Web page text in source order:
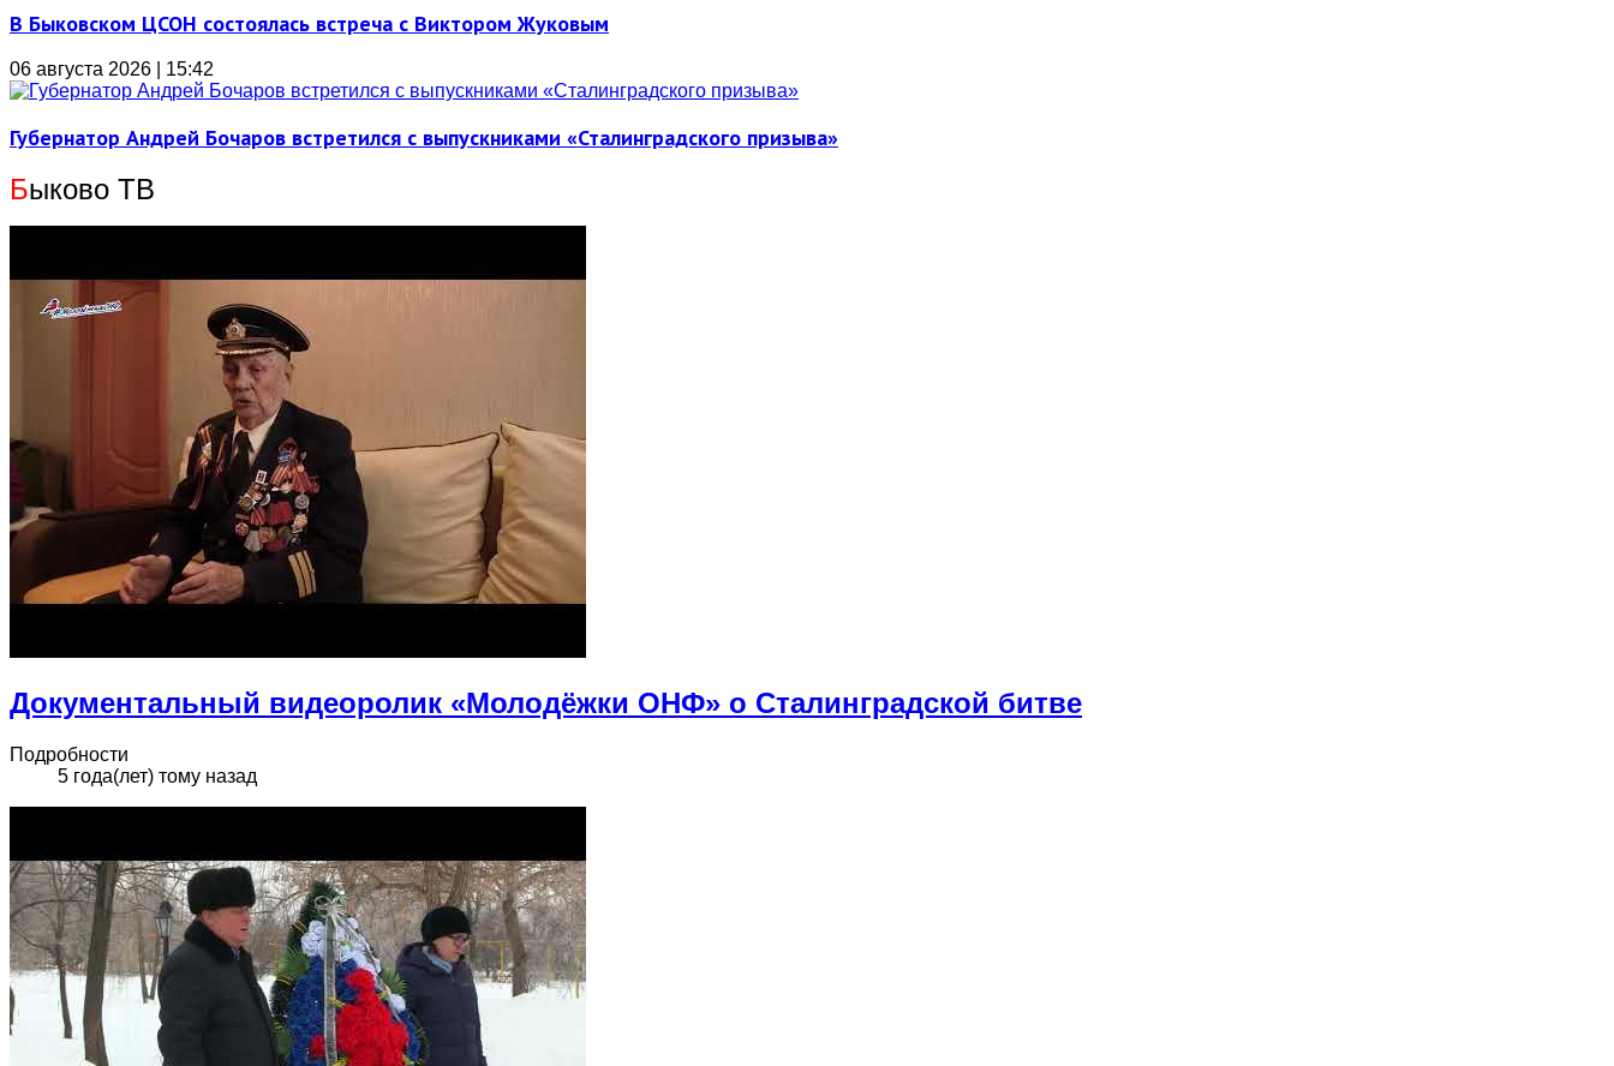
В Быковском ЦСОН состоялась встреча с Виктором Жуковым
06 августа 2026 | 15:42
Губернатор Андрей Бочаров встретился с выпускниками «Сталинградского призыва»
Быково ТВ
Документальный видеоролик «Молодёжки ОНФ» о Сталинградской битве
Подробности
5 года(лет) тому назад